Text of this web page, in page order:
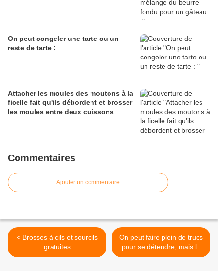
On peut congeler une tarte ou un
reste de tarte :
Attacher les moules des moutons à la
ficelle fait qu'ils débordent et brosser
les moules entre deux cuissons
Commentaires
Ajouter un commentaire
< Brosses à cils et sourcils
gratuites
On peut faire plein de trucs
pour se détendre, mais le
plus simple et le plus